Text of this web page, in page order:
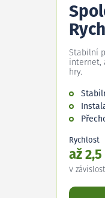
Stabilní
internet,
hry.
Rychlost
až
V